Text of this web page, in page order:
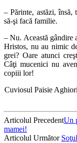
– Părinte, astăzi, însă,
să-şi facă familie.
– Nu. Această gândire
Hristos, nu au nimic
grei? Oare atunci
Câţi mucenici nu
copiii lor!
Cuviosul Paisie
Articolul PrecedentUn
mamei!
Articolul Următor